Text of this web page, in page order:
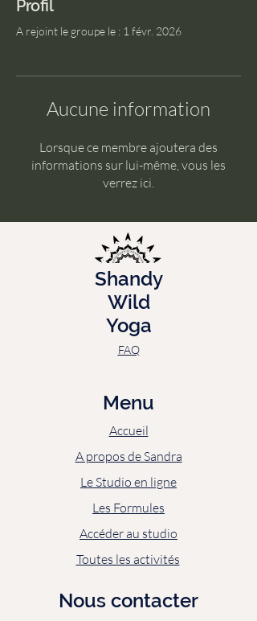
Profil
A rejoint le groupe le : 1 févr. 2026
Aucune information
Lorsque ce membre ajoutera des
informations sur lui-même, vous les
verrez ici.
Shandy
Wild
Yoga
FAQ
Menu
Accueil
A propos de Sandra
Le Studio en ligne
Les Formules
Accéder au studio
Toutes les activités
Nous contacter